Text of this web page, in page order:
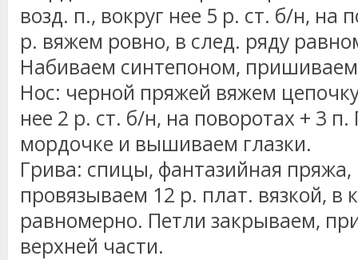
возд. п., вокруг нее 5 р. ст. б/н, на
р. вяжем ровно, в след. ряду
Набиваем синтепоном, пришиваем
Нос: черной пряжей вяжем
нее 2 р. ст. б/н, на поворотах + 3
мордочке и вышиваем глазки.
Грива: спицы, фантазийная
провязываем 12 р. плат. вязкой, в
равномерно. Петли закрываем,
верхней части.